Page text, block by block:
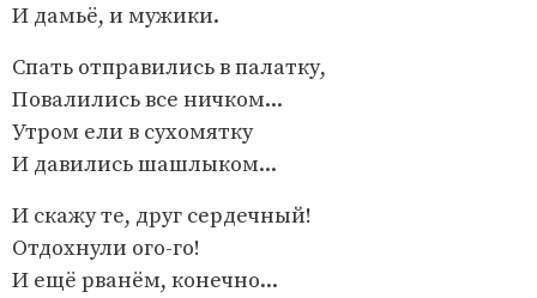
И дамьё, и мужики.
Спать отправились в палатку,
Повалились все ничком...
Утром ели в сухомятку
И давились шашлыком...
И скажу те, друг сердечный!
Отдохнули ого-го!
И ещё рванём, конечно...